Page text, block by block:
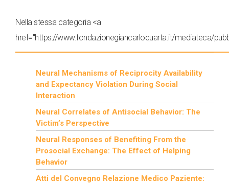
Nella stessa categoria <a
href="https://www.fondazionegiancarloquarta.it/mediateca/
Neural Mechanisms of Reciprocity Availability
and Expectancy Violation During Social
Interaction
Neural Correlates of Antisocial Behavior: The
Victim’s Perspective
Neural Responses of Benefiting From the
Prosocial Exchange: The Effect of Helping
Behavior
Atti del Convegno Relazione Medico Paziente: